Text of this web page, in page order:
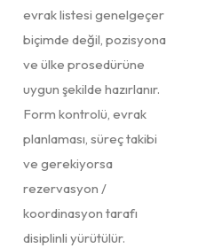
evrak listesi genelgeçer
biçimde değil, pozisyona
ve ülke prosedürüne
uygun şekilde hazırlanır.
Form kontrolü, evrak
planlaması, süreç takibi
ve gerekiyorsa
rezervasyon /
koordinasyon tarafı
disiplinli yürütülür.